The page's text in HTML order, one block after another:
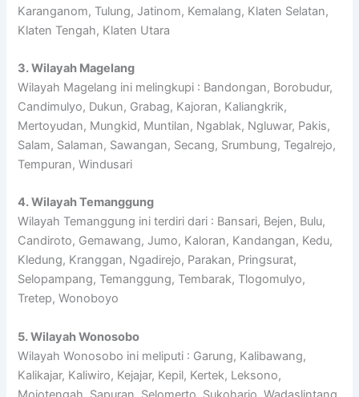
Karanganom, Tulung, Jatinom, Kemalang, Klaten Selatan,
Klaten Tengah, Klaten Utara
3. Wilayah Magelang
Wilayah Magelang ini melingkupi : Bandongan, Borobudur,
Candimulyo, Dukun, Grabag, Kajoran, Kaliangkrik,
Mertoyudan, Mungkid, Muntilan, Ngablak, Ngluwar, Pakis,
Salam, Salaman, Sawangan, Secang, Srumbung, Tegalrejo,
Tempuran, Windusari
4. Wilayah Temanggung
Wilayah Temanggung ini terdiri dari : Bansari, Bejen, Bulu,
Candiroto, Gemawang, Jumo, Kaloran, Kandangan, Kedu,
Kledung, Kranggan, Ngadirejo, Parakan, Pringsurat,
Selopampang, Temanggung, Tembarak, Tlogomulyo,
Tretep, Wonoboyo
5. Wilayah Wonosobo
Wilayah Wonosobo ini meliputi : Garung, Kalibawang,
Kalikajar, Kaliwiro, Kejajar, Kepil, Kertek, Leksono,